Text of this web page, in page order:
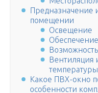
Предназначение
помещении
Освещение
Вентиляция
Какое ПВХ-окно
особенности